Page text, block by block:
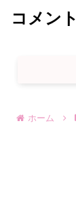
コメント
ホーム